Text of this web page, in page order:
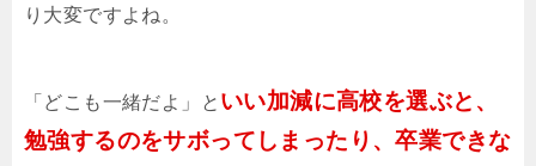
り大変ですよね。
「どこも一緒だよ」と いい加減に高校を選ぶと、
勉強するのをサボってしまったり、卒業できな